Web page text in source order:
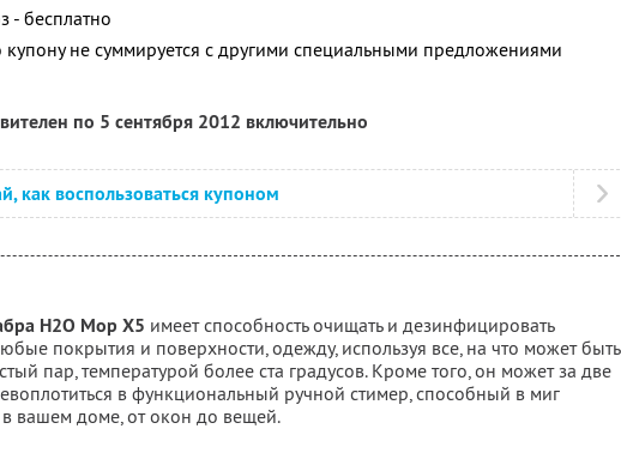
- бесплатно
купону не суммируется с другими специальными предложениями
по 5 сентября 2012 включительно
как воспользоваться купоном
H2O Mop X5 имеет способность очищать и дезинфицировать
покрытия и поверхности, одежду, используя все, на что может быть
пар, температурой более ста градусов. Кроме того, он может за две
в функциональный ручной стимер, способный в миг
в вашем доме, от окон до вещей.